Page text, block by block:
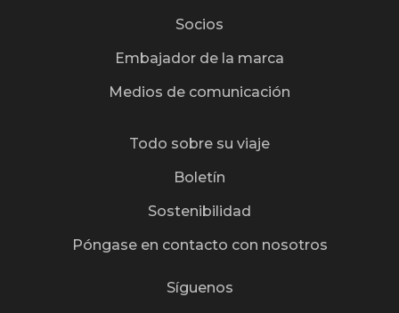
Socios
Embajador de la marca
Medios de comunicación
Todo sobre su viaje
Boletín
Sostenibilidad
Póngase en contacto con nosotros
Síguenos